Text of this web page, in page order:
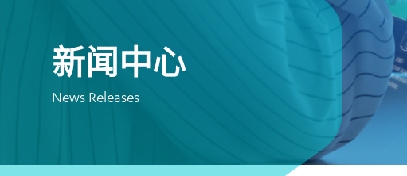
新闻中心
News Releases